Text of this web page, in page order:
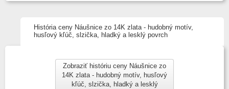
História ceny Náušnice zo 14K zlata - hudobný motív,
husľový kľúč, slzička, hladký a lesklý povrch
Zobraziť históriu ceny Náušnice zo
14K zlata - hudobný motív, husľový
kľúč, slzička, hladký a lesklý